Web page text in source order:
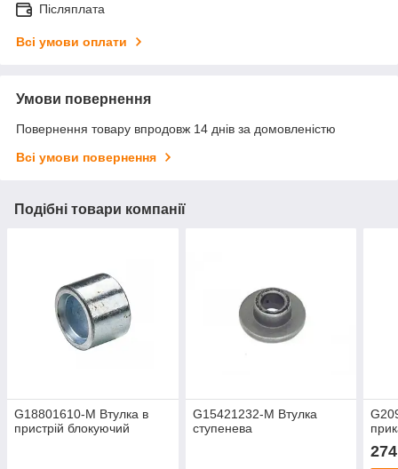
Післяплата
Всі умови оплати
Умови повернення
Повернення товару впродовж 14 днів за домовленістю
Всі умови повернення
Подібні товари компанії
G18801610-M Втулка в
пристрій блокуючий
G15421232-M Втулка
ступенева
274